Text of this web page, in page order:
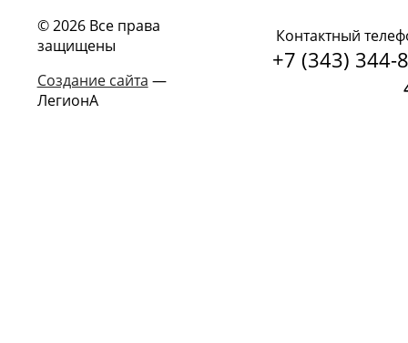
© 2026 Все права
защищены
Создание сайта —
ЛегионА
Контактный
+7 (343) 344-